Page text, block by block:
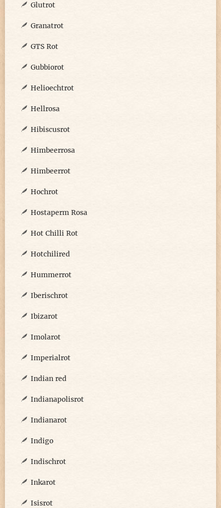
Glutrot
Granatrot
GTS Rot
Gubbiorot
Helioechtrot
Hellrosa
Hibiscusrot
Himbeerrosa
Himbeerrot
Hochrot
Hostaperm Rosa
Hot Chilli Rot
Hotchilired
Hummerrot
Iberischrot
Ibizarot
Imolarot
Imperialrot
Indian red
Indianapolisrot
Indianarot
Indigo
Indischrot
Inkarot
Isisrot